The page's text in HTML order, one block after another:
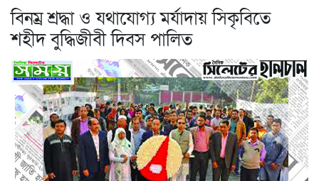
বিনম্র শ্রদ্ধা ও যথাযোগ্য মর্যাদায় সিকৃবিতে
শহীদ বুদ্ধিজীবী দিবস পালিত